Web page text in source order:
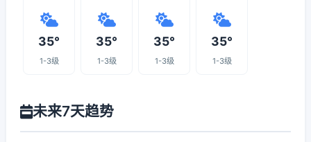
35°
1-3级
35°
1-3级
35°
1-3级
35°
1-3级
未来7天趋势